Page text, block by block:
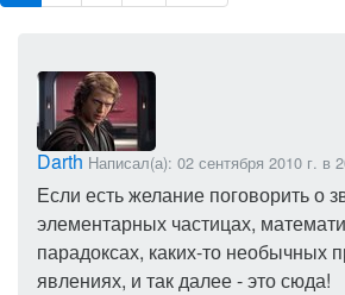
Darth Написал(а): 02 сентября 2010 г. в
Если есть желание поговорить о
элементарных частицах,
парадоксах, каких-то необычных
явлениях, и так далее - это сюда!